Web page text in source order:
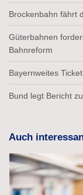
Brockenbahn fährt
Güterbahnen
Bahnreform
Bayernweites
Bund legt Bericht
Auch